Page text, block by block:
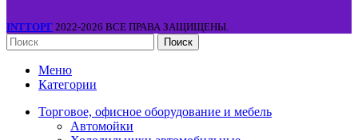
INTТОРГ 2022-2026 ВСЕ ПРАВА ЗАЩИЩЕНЫ.
Поиск
Меню
Категории
Торговое, офисное оборудование и мебель
Автомойки